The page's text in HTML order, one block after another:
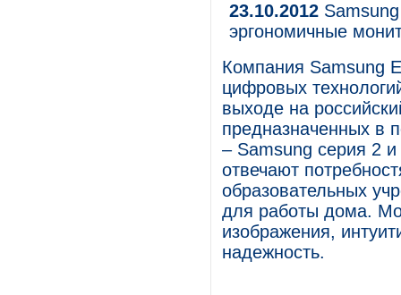
23.10.2012
эргономичные
Компания Samsung
цифровых
выходе на
предназначенных в
– Samsung серия 2
отвечают
образовательных
для работы дома.
изображения,
надежность.